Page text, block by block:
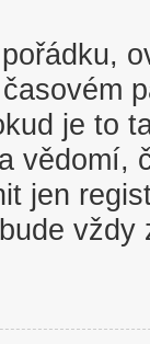
je to
vědomí,
jen